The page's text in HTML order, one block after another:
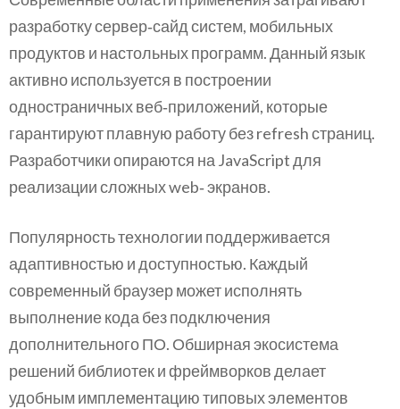
разработку сервер‑сайд систем, мобильных
продуктов и настольных программ. Данный язык
активно используется в построении
одностраничных веб‑приложений, которые
гарантируют плавную работу без refresh страниц.
Разработчики опираются на JavaScript для
реализации сложных web‑ экранов.
Популярность технологии поддерживается
адаптивностью и доступностью. Каждый
современный браузер может исполнять
выполнение кода без подключения
дополнительного ПО. Обширная экосистема
решений библиотек и фреймворков делает
удобным имплементацию типовых элементов